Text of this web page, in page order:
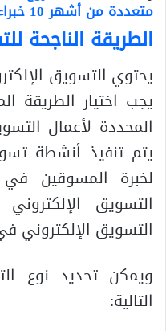
متعددة من أشهر 10 خبراء
الطريقة الناجحة
يحتوي التسويق
يجب اختيار الطريقة
المحددة لأعمال
يتم تنفيذ أنشطة
لخبرة المسوقين
التسويق
التسويق الإلكتروني
ويمكن تحديد نوع
التالية: